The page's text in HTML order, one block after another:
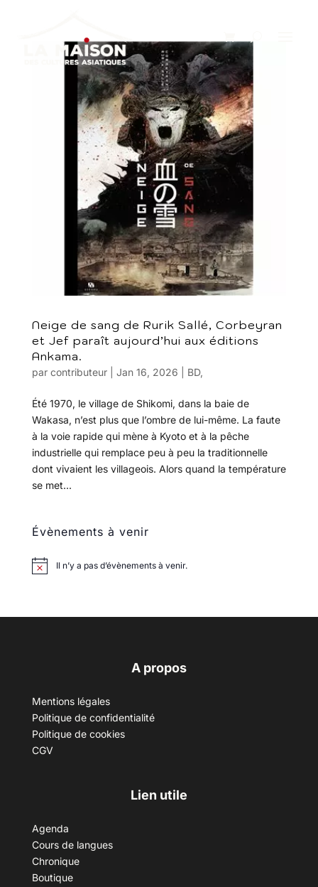
Neige de sang de Rurik Sallé, Corbeyran
et Jef paraît aujourd’hui aux éditions
Ankama.
par contributeur| Jan 16, 2026 BD,
Été 1970, le village de Shikomi, dans la baie de
Wakasa, n’est plus que l’ombre de lui-même. La faute
à la voie rapide qui mène à Kyoto et à la pêche
industrielle qui remplace peu à peu la traditionnelle
dont vivaient les villageois. Alors quand la température
se met...
Évènements à venir
Il n’y a pas d’évènements à venir.
A propos
Mentions légales
Politique de confidentialité
Politique de cookies
CGV
Lien utile
Agenda
Cours de langues
Chronique
Boutique